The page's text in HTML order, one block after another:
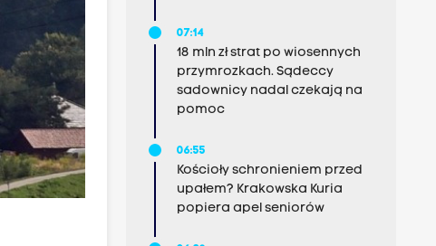
07:14
18 mln zł strat po wiosennych
przymrozkach. Sądeccy
sadownicy nadal czekają na
pomoc
06:55
Kościoły schronieniem przed
upałem? Krakowska Kuria
popiera apel seniorów